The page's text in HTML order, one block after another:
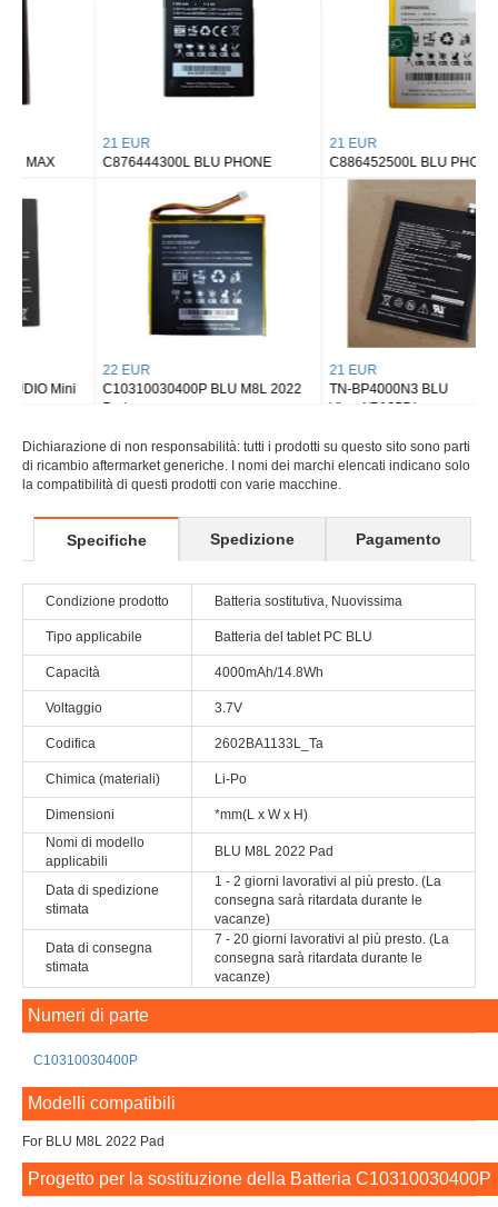
C876444300L BLU PHONE
C886452500L BLU PHONE
C10310030400P BLU M8L 2022
TN-BP4000N3 BLU
View4/B135DL
Dichiarazione di non responsabilità: tutti i prodotti su questo sito sono parti
di ricambio aftermarket generiche. I nomi dei marchi elencati indicano solo
la compatibilità di questi prodotti con varie macchine.
Specifiche Spedizione Pagamento
Condizione prodotto Batteria sostitutiva, Nuovissima
Tipo applicabile Batteria del tablet PC BLU
Capacità 4000mAh/14.8Wh
Voltaggio 3.7V
Codifica 2602BA1133L_Ta
Chimica (materiali) Li-Po
Dimensioni
*mm(L x W x H)
Nomi di modello
applicabili
BLU M8L 2022 Pad
Data di spedizione
stimata
1 - 2 giorni lavorativi al più presto. (La
consegna sarà ritardata durante le
vacanze)
Data di consegna
stimata
7 - 20 giorni lavorativi al più presto. (La
consegna sarà ritardata durante le
vacanze)
Numeri di parte
C10310030400P
Modelli compatibili
For BLU M8L 2022 Pad
Progetto per la sostituzione della Batteria C10310030400P